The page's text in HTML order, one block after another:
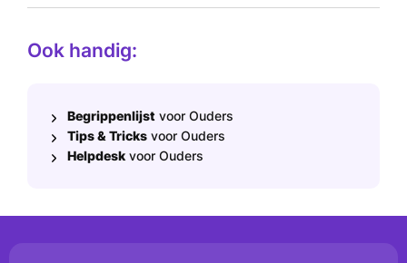
Ook handig:
Begrippenlijst voor Ouders
Tips & Tricks voor Ouders
Helpdesk voor Ouders